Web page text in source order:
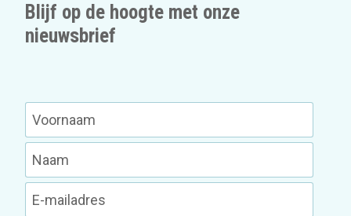
Blijf op de hoogte met onze
nieuwsbrief